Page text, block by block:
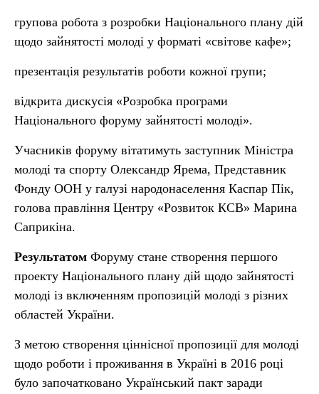
групова робота з розробки Національного плану дій
щодо зайнятості молоді у форматі «світове кафе»;
презентація результатів роботи кожної групи;
відкрита дискусія «Розробка програми
Національного форуму зайнятості молоді».
Учасників форуму вітатимуть заступник Міністра
молоді та спорту Олександр Ярема, Представник
Фонду ООН у галузі народонаселення Каспар Пік,
голова правління Центру «Розвиток КСВ» Марина
Саприкіна.
Результатом Форуму стане створення першого
проекту Національного плану дій щодо зайнятості
молоді із включенням пропозицій молоді з різних
областей України.
З метою створення ціннісної пропозиції для молоді
щодо роботи і проживання в Україні в 2016 році
було започатковано Український пакт заради